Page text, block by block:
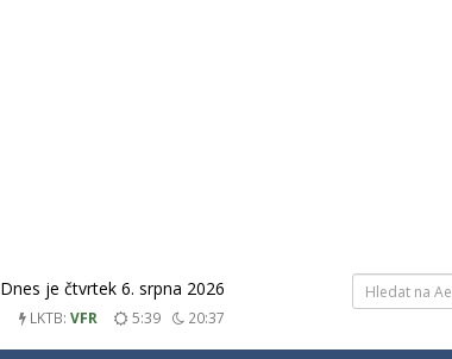
Dnes je čtvrtek 6. srpna 2026
LKTB: VFR 5:39 20:37